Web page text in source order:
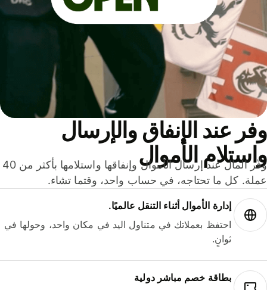
عند الإنفاق والإرسال
الأموال
وفّر المال عند إرسال الأموال وإنفاقها واستلامها بأكثر من 40
كل ما تحتاجه، في حساب واحد، وقتما تشاء.
إدارة الأموال أثناء التنقل عالميًا.
احتفظ بعملاتك في متناول اليد في مكان واحد، وحولها في
ثوانٍ.
بطاقة خصم مباشر دولية